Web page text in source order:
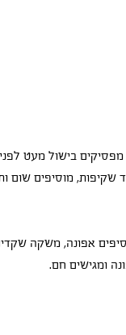
בישול מעט
מוסיפים שום
אפונה, משקה
ומגישים חם.